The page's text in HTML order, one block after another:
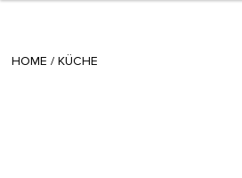
HOME / KÜCHE